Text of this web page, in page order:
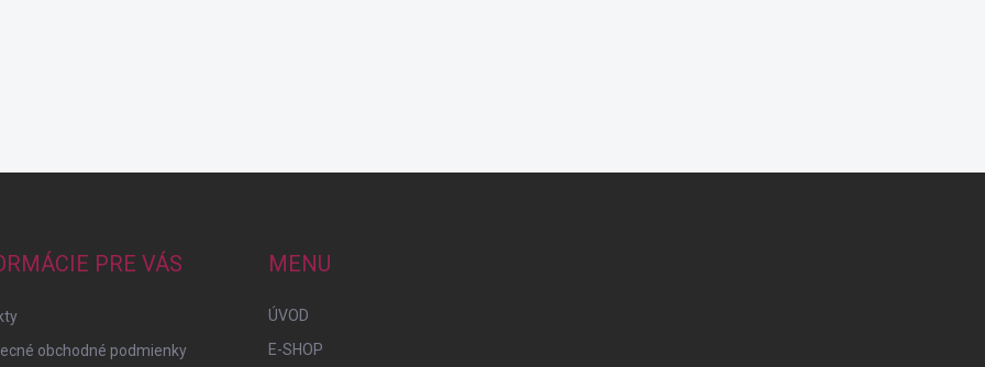
PRE VÁS
obchodné podmienky
MENU
ÚVOD
E-SHOP